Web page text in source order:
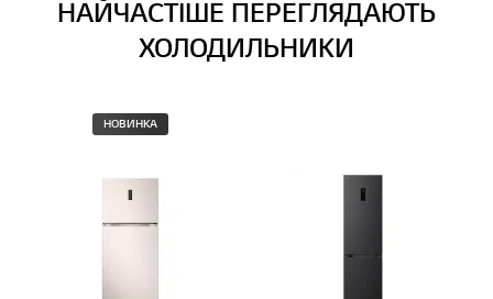
НАЙЧАСТІШЕ ПЕРЕГЛЯДАЮТЬ
ХОЛОДИЛЬНИКИ
НОВИНКА